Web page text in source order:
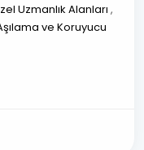
Uzmanlık Alanları ,
ve Koruyucu